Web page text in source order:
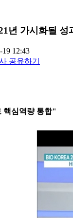
년 가시화될 성
19 12:43
공유하기
핵심역량 통합"